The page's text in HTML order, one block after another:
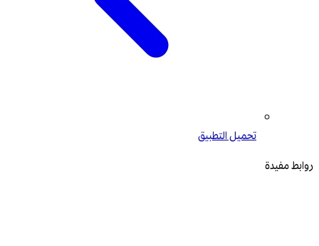
تحميل التطبيق
روابط مفيدة